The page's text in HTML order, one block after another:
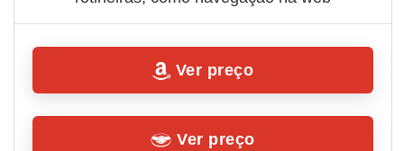
Ver preço
Ver preço